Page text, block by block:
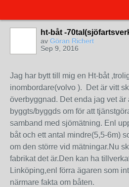
ht-båt -
av Göran Richert
Sep 9, 2016
Jag har bytt till mig en Ht-båt
inombordare(volvo ). Det är vitt
överbyggnad. Det enda jag vet är
byggts/byggds om för att
samband med sjömätning. Enl
båt och ett antal mindre(5,5-6m)
om den större vid mätningar.Nu
fabrikat det är.Den kan ha
Linköping,enl förra ägaren som
närmare fakta om båten.